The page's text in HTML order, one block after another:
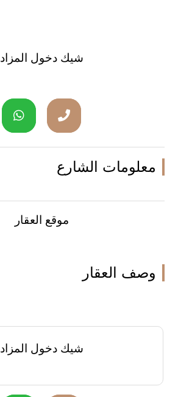
شيك دخول المزاد
معلومات الشارع
موقع العقار
وصف العقار
شيك دخول المزاد